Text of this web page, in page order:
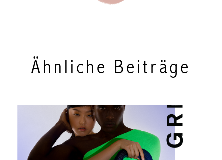
Ähnliche Beiträge